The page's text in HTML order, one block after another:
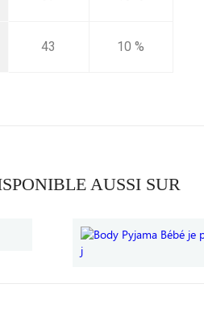
43 10 %
AUSSI SUR